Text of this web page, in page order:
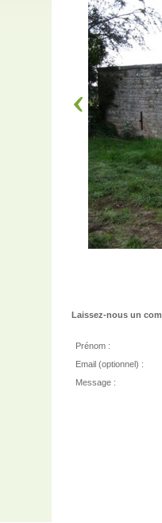
Laissez-nous un
Prénom :
Email (optionnel) :
Message :